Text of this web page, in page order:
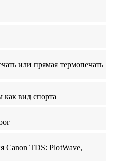
или прямая термопечать
как вид спорта
TDS: PlotWave,